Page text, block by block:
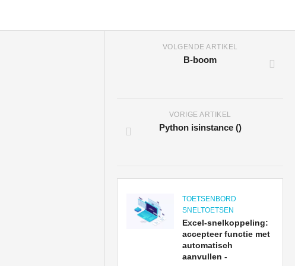
VOLGENDE ARTIKEL
B-boom
VORIGE ARTIKEL
Python isinstance ()
TOETSENBORD
SNELTOETSEN
Excel-snelkoppeling:
accepteer functie met
automatisch
aanvullen -